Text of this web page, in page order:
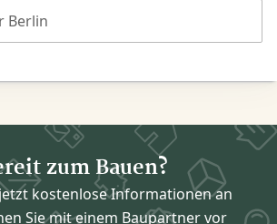
Berlin
zum Bauen?
kostenlose Informationen an
Sie mit einem Baupartner vor